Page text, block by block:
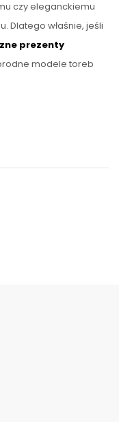
czy eleganckiemu
Dlatego właśnie, jeśli
prezenty
modele toreb